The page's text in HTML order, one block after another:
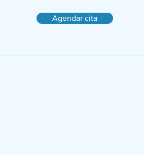
Agendar cita